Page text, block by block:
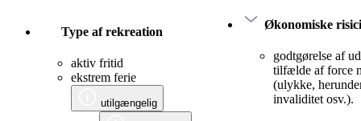
Type af rekreation
aktiv fritid
ekstrem ferie
utilgængelig
Økonomiske risici
godtgørelse af
tilfælde af force
(ulykke,
invaliditet osv.).